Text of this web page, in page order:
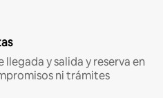
llegada y salida y reserva en
ni trámites